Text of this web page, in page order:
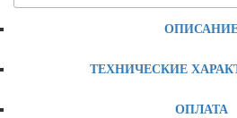
ТЕХНИЧЕСКИЕ
ОПЛАТА